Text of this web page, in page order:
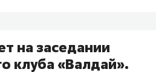
на заседании
клуба «Валдай».